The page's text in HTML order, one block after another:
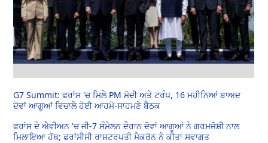
G7 Summit: ਫਰਾਂਸ 'ਚ ਮਿਲੇ PM ਮੋਦੀ ਅਤੇ ਟਰੰਪ, 16 ਮਹੀਨਿਆਂ ਬਾਅਦ
ਦੋਵਾਂ ਆਗੂਆਂ ਵਿਚਾਲੇ ਹੋਈ ਆਹਮੋ-ਸਾਹਮਣੇ ਬੈਠਕ
ਫਰਾਂਸ ਦੇ ਐਵੀਅਨ 'ਚ ਜੀ-7 ਸੰਮੇਲਨ ਦੌਰਾਨ ਦੋਵਾਂ ਆਗੂਆਂ ਨੇ ਗਰਮਜੋਸ਼ੀ ਨਾਲ
ਮਿਲਾਇਆ ਹੱਥ; ਫਰਾਂਸੀਸੀ ਰਾਸ਼ਟਰਪਤੀ ਮੈਕਰੋਨ ਨੇ ਕੀਤਾ ਸਵਾਗਤ